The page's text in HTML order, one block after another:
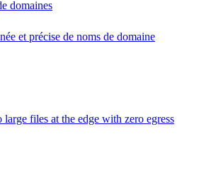
domaines
et précise de noms de domaine
large files at the edge with zero egress